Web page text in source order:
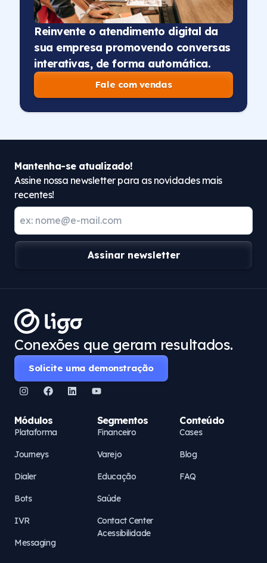
Reinvente o atendimento digital da
sua empresa promovendo conversas
interativas, de forma automática.
Fale com vendas
Mantenha-se atualizado!
Assine nossa newsletter para as novidades mais
recentes!
Assinar newsletter
Conexões que geram resultados.
Solicite uma demonstração
Módulos
Plataforma
Journeys
Dialer
Bots
IVR
Messaging
Segmentos
Financeiro
Varejo
Educação
Saúde
Contact Center
Acessibilidade
Conteúdo
Cases
Blog
FAQ